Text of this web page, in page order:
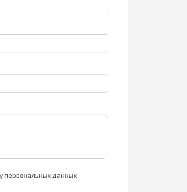
персональных данных